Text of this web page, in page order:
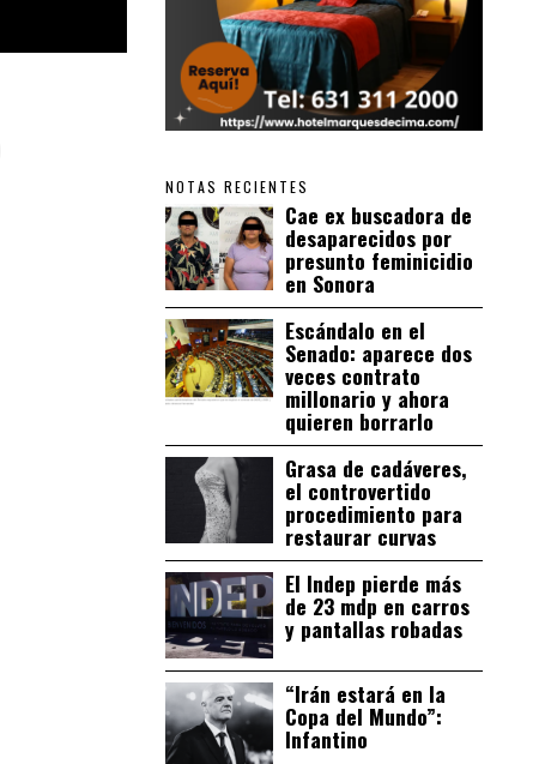
NOTAS RECIENTES
Cae ex buscadora de
desaparecidos por
presunto feminicidio
en Sonora
Escándalo en el
Senado: aparece dos
veces contrato
millonario y ahora
quieren borrarlo
Grasa de cadáveres,
el controvertido
procedimiento para
restaurar curvas
El Indep pierde más
de 23 mdp en carros
y pantallas robadas
“Irán estará en la
Copa del Mundo”:
Infantino